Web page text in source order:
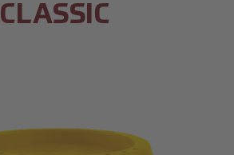
CLASSIC